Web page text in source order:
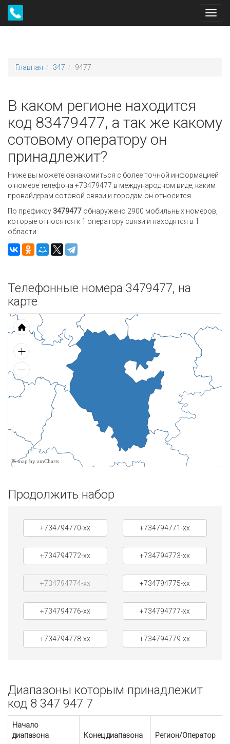
Главная 347 9477
В каком регионе находится
код 83479477, а так же какому
сотовому оператору он
принадлежит?
Ниже вы можете ознакомиться с более точной информацией
о номере телефона +73479477 в международном виде, каким
провайдерам сотовой связи и городам он относится.
По префиксу 3479477 обнаружено 2900 мобильных номеров,
которые относятся к 1 оператору связи и находятся в 1
области.
Телефонные номера 3479477, на
карте
JS map by amCharts
Продолжить набор
+734794770-xx +734794771-xx
+734794772-xx +734794773-xx
+734794774-xx +734794775-xx
+734794776-xx +734794777-xx
+734794778-xx +734794779-xx
Диапазоны которым принадлежит
код 8 347 947 7
Начало
диапазона
Конец диапазона Регион/Оператор